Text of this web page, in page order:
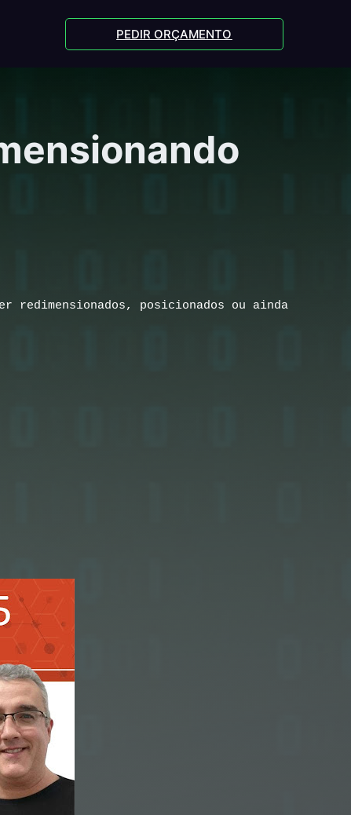
PEDIR ORÇAMENTO
redimensionados, posicionados ou ainda